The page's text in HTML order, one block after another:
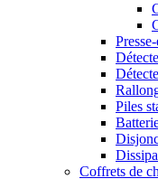
Piles
Coffrets de